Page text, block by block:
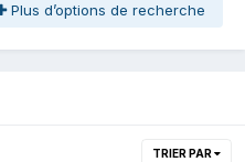
Plus d’options de recherche
TRIER PAR